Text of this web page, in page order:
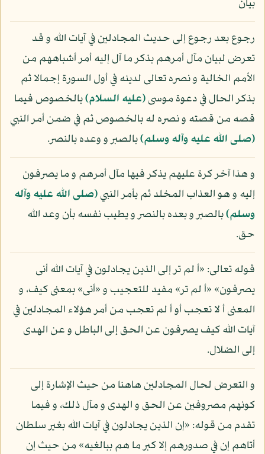
بيان
رجوع بعد رجوع إلى حديث المجادلين في آيات الله و قد
تعرض لبيان مآل أمرهم بذكر ما آل إليه أمر أشباههم من
الأمم الخالية و نصره تعالى لدينه في أول السورة إجمالا ثم
بذكر الحال في دعوة موسى(عليه السلام)بالخصوص فيما
قصه من قصته و نصره له بالخصوص ثم في ضمن أمر النبي
(صلى الله عليه وآله وسلم)بالصبر و وعده بالنصر.
و هذا آخر كرة عليهم يذكر فيها مآل أمرهم و ما يصرفون
إليه و هو العذاب المخلد ثم يأمر النبي(صلى الله عليه وآله
وسلم)بالصبر و بعده بالنصر و يطيب نفسه بأن وعد الله
حق.
قوله تعالى: «أ لم تر إلى الذين يجادلون في آيات الله أنى
يصرفون» «أ لم تر» مفيد للتعجيب و «أنى» بمعنى كيف، و
المعنى أ لا تعجب أو أ لم تعجب من أمر هؤلاء المجادلين في
آيات الله كيف يصرفون عن الحق إلى الباطل و عن الهدى
إلى الضلال.
و التعرض لحال المجادلين هاهنا من حيث الإشارة إلى
كونهم مصروفين عن الحق و الهدى و مآل ذلك، و فيما
تقدم من قوله: «إن الذين يجادلون في آيات الله بغير سلطان
أتاهم إن في صدورهم إلا كبر ما هم ببالغيه» من حيث إن